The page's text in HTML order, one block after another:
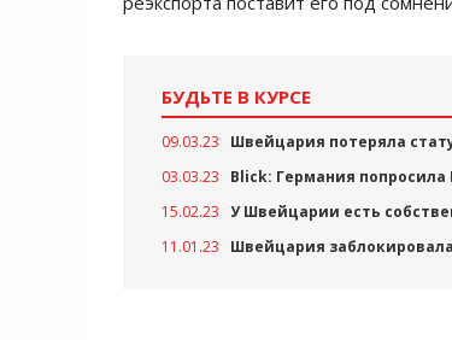
БУДЬТЕ В КУРСЕ
09.03.23
Швейцария потеряла
03.03.23
Blick: Германия
15.02.23 У Швейцарии есть
11.01.23
Швейцария